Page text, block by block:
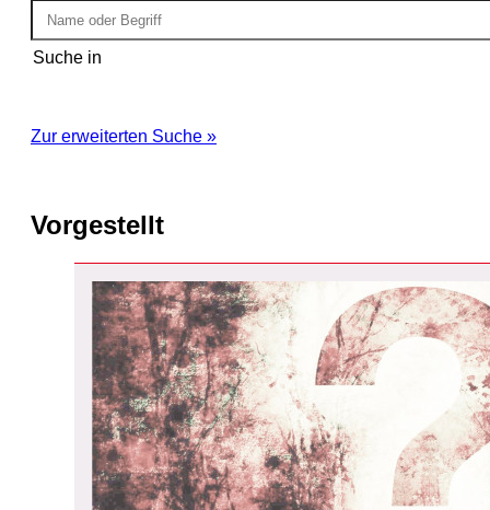
Suche in
Zur erweiterten Suche
Vorgestellt